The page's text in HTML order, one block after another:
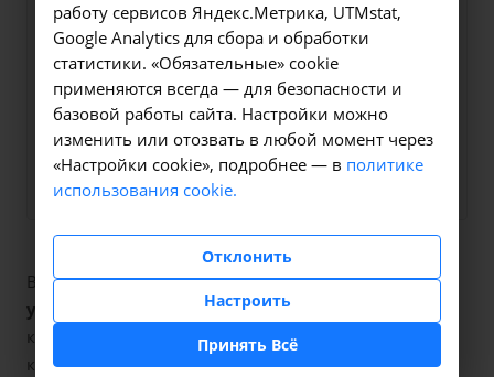
мы свяжемся с вами в
ближайшее время и ответим
на все интересующие
вопросы.
Заказать услугу
В наших клиниках мы проводимисследование
уровня фолиевой кислоты в сыворотке крови
код услуги (НМУ)
A09.05.080. Для граждан России, у
которых есть направление, медицинская помощь
работу сервисов Яндекс.Метрика, UTMstat,
Google Analytics для сбора и обработки
статистики. «Обязательные» cookie
применяются всегда — для безопасности и
базовой работы сайта. Настройки можно
изменить или отозвать в любой момент через
«Настройки cookie», подробнее — в политике
использования cookie.
Отклонить
Настроить
Принять Всё